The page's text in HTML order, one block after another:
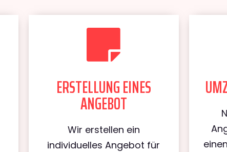
ERSTELLUNG EINES
ANGEBOT
Wir erstellen ein
individuelles Angebot für